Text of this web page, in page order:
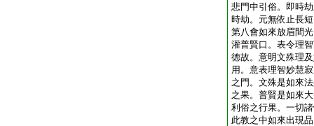
悲門中引俗。即時
時劫。元無依止長
第八會如來放眉間
灌普賢口。表令理
徳故。意明文殊理
用。意表理智妙慧
之門。文殊是如來
之果。普賢是如來
利俗之行果。一切
此教之中如來出現